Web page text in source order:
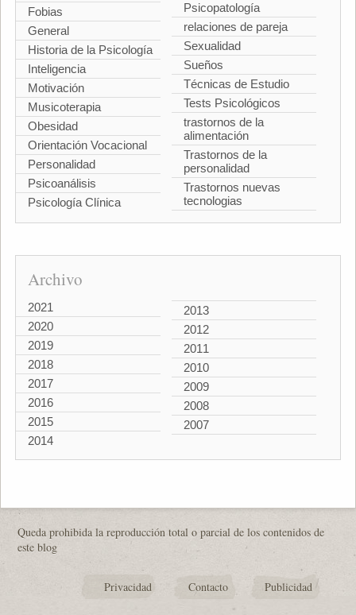
Fobias
General
Historia de la Psicología
Inteligencia
Motivación
Musicoterapia
Obesidad
Orientación Vocacional
Personalidad
Psicoanálisis
Psicología Clínica
Psicopatología
relaciones de pareja
Sexualidad
Sueños
Técnicas de Estudio
Tests Psicológicos
trastornos de la
alimentación
Trastornos de la
personalidad
Trastornos nuevas
tecnologias
Archivo
2021
2020
2019
2018
2017
2016
2015
2014
2013
2012
2011
2010
2009
2008
2007
Queda prohibida la reproducción total o parcial de los contenidos de
este blog
Privacidad Contacto Publicidad